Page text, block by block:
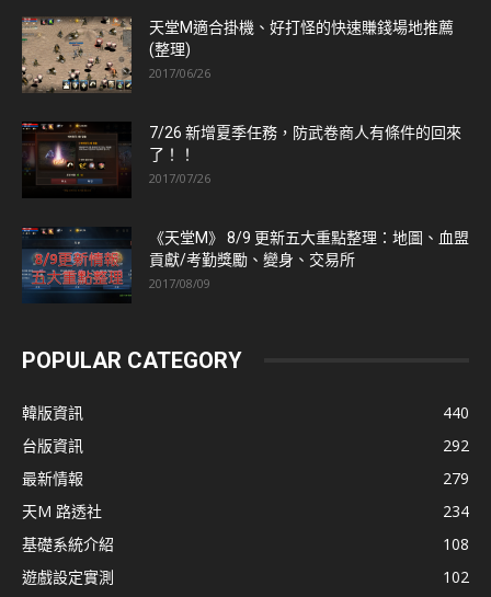
天堂M適合掛機、好打怪的快速賺錢場地推薦
(整理)
2017/06/26
7/26 新增夏季任務，防武卷商人有條件的回來
了！！
2017/07/26
《天堂M》 8/9 更新五大重點整理：地圖、血盟
貢獻/考勤獎勵、變身、交易所
2017/08/09
POPULAR CATEGORY
韓版資訊
440
台版資訊
292
最新情報
279
天M 路透社
234
基礎系統介紹
108
遊戲設定實測
102